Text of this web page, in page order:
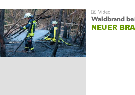
Waldbrand
NEUER